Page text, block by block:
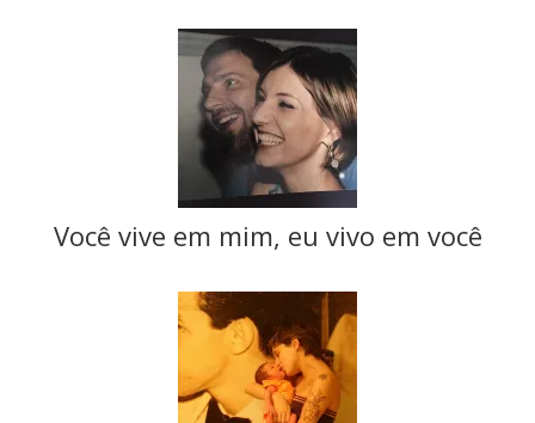
Você vive em mim, eu vivo em você